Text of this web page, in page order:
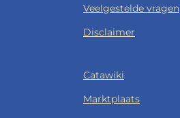
Veelgestelde vragen
Disclaimer
Catawiki
Marktplaats